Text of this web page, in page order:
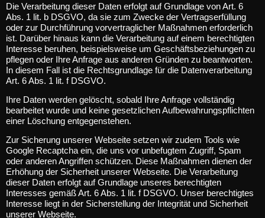
Die Verarbeitung dieser Daten erfolgt auf Grundlage von Art. 6
Abs. 1 lit. b DSGVO, da sie zum Zwecke der Vertragserfüllung
oder zur Durchführung vorvertraglicher Maßnahmen erforderlich
ist. Darüber hinaus kann die Verarbeitung auf einem berechtigten
Interesse beruhen, beispielsweise um Geschäftsbeziehungen zu
pflegen oder Ihre Anfrage aus anderen Gründen zu beantworten.
In diesem Fall ist die Rechtsgrundlage für die Datenverarbeitung
Art. 6 Abs. 1 lit. f DSGVO.
Ihre Daten werden gelöscht, sobald Ihre Anfrage vollständig
bearbeitet wurde und keine gesetzlichen Aufbewahrungspflichten
einer Löschung entgegenstehen.
Zur Sicherung unserer Webseite setzen wir zudem Tools wie
Google Recaptcha ein, die uns vor unbefugtem Zugriff, Spam
oder anderen Angriffen schützen. Diese Maßnahmen dienen der
Erhöhung der Sicherheit unserer Webseite. Die Verarbeitung
dieser Daten erfolgt auf Grundlage unseres berechtigten
Interesses gemäß Art. 6 Abs. 1 lit. f DSGVO. Unser berechtigtes
Interesse liegt in der Sicherstellung der Integrität und Sicherheit
unserer Webseite.